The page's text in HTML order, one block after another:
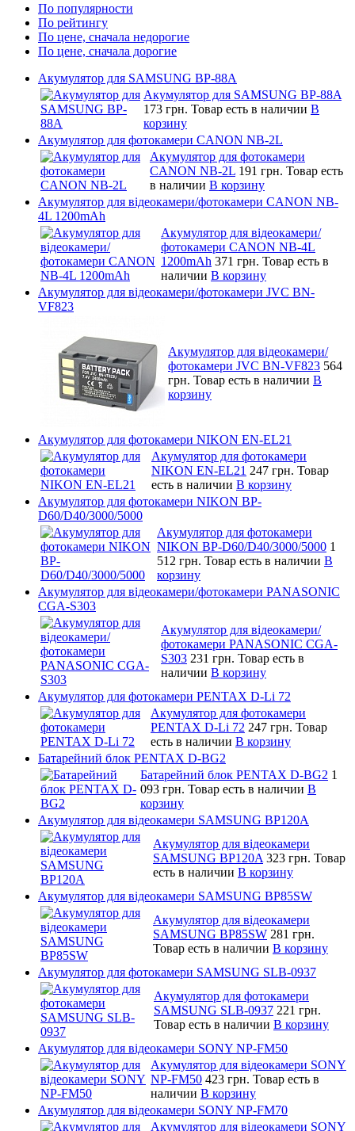
По популярности
По рейтингу
По цене, сначала недорогие
По цене, сначала дорогие
Акумулятор для SAMSUNG BP-88A
Акумулятор для SAMSUNG BP-88A
173 грн. Товар есть в наличии В
корзину
Акумулятор для фотокамери CANON NB-2L
Акумулятор для фотокамери
CANON NB-2L 191 грн. Товар есть
в наличии В корзину
Акумулятор для відеокамери/фотокамери CANON NB-
4L 1200mAh
Акумулятор для відеокамери/
фотокамери CANON NB-4L
1200mAh 371 грн. Товар есть в
наличии В корзину
Акумулятор для відеокамери/фотокамери JVC BN-
VF823
Акумулятор для відеокамери/
фотокамери JVC BN-VF823 564
грн. Товар есть в наличии В
корзину
Акумулятор для фотокамери NIKON EN-EL21
Акумулятор для фотокамери
NIKON EN-EL21 247 грн. Товар
есть в наличии В корзину
Акумулятор для фотокамери NIKON BP-
D60/D40/3000/5000
Акумулятор для фотокамери
NIKON BP-D60/D40/3000/5000 1
512 грн. Товар есть в наличии В
корзину
Акумулятор для відеокамери/фотокамери PANASONIC
CGA-S303
Акумулятор для відеокамери/
фотокамери PANASONIC CGA-
S303 231 грн. Товар есть в
наличии В корзину
Акумулятор для фотокамери PENTAX D-Li 72
Акумулятор для фотокамери
PENTAX D-Li 72 247 грн. Товар
есть в наличии В корзину
Батарейний блок PENTAX D-BG2
Батарейний блок PENTAX D-BG2 1
093 грн. Товар есть в наличии В
корзину
Акумулятор для відеокамери SAMSUNG BP120A
Акумулятор для відеокамери
SAMSUNG BP120A 323 грн. Товар
есть в наличии В корзину
Акумулятор для відеокамери SAMSUNG BP85SW
Акумулятор для відеокамери
SAMSUNG BP85SW 281 грн.
Товар есть в наличии В корзину
Акумулятор для фотокамери SAMSUNG SLB-0937
Акумулятор для фотокамери
SAMSUNG SLB-0937 221 грн.
Товар есть в наличии В корзину
Акумулятор для відеокамери SONY NP-FM50
Акумулятор для відеокамери SONY
NP-FM50 423 грн. Товар есть в
наличии В корзину
Акумулятор для відеокамери SONY NP-FM70
Акумулятор для відеокамери SONY